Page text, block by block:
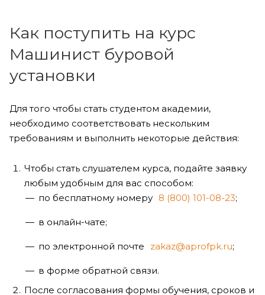
Как поступить на курс
Машинист буровой
установки
Для того чтобы стать студентом академии,
необходимо соответствовать нескольким
требованиям и выполнить некоторые действия:
Чтобы стать слушателем курса, подайте заявку
любым удобным для вас способом:
по бесплатному номеру 8 (800) 101-08-23;
в онлайн-чате;
по электронной почте zakaz@aprofpk.ru;
в форме обратной связи.
После согласования формы обучения, сроков и